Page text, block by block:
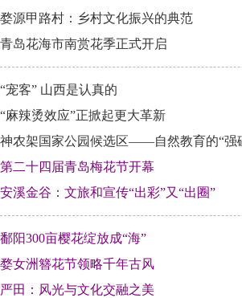
婺源甲路村：乡村文化振兴的典范
青岛花海市南赏花季正式开启
“宠客” 山西是认真的
“麻辣烫效应”正掀起更大革新
神农架国家公园候选区——自然教育的“强
第二十四届青岛梅花节开幕
安溪金谷：文旅和宣传“出彩”又“出圈”
鄱阳300亩樱花绽放成“海”
婺女洲簪花节领略千年古风
严田：风光与文化交融之美